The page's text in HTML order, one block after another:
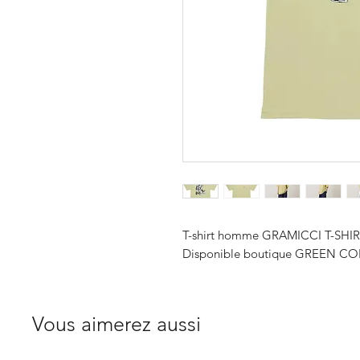
T-shirt homme GRAMICCI T-
Disponible boutique GREEN
Vous aimerez aussi